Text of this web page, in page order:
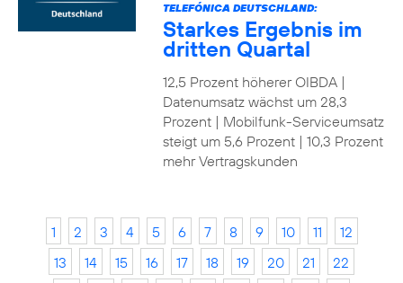
TELEFÓNICA DEUTSCHLAND:
Starkes Ergebnis im
dritten Quartal
12,5 Prozent höherer OIBDA |
Datenumsatz wächst um 28,3
Prozent | Mobilfunk-Serviceumsatz
steigt um 5,6 Prozent | 10,3 Prozent
mehr Vertragskunden
1 2 3 4 5 6 7 8 9 10 11
12
13
14 15 16 17 18 19 20 21
22